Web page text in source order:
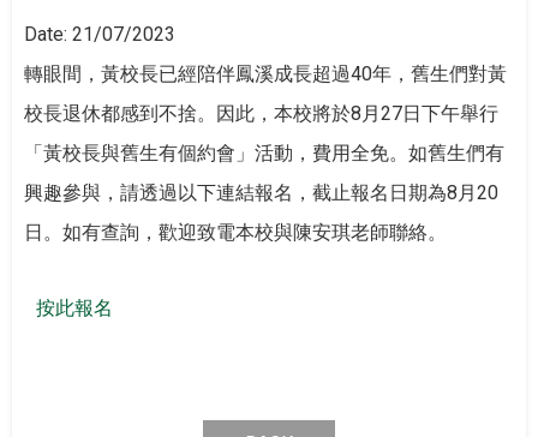
Date: 21/07/2023
轉眼間，黃校長已經陪伴鳳溪成長超過40年，舊生們對黃
校長退休都感到不捨。因此，本校將於8月27日下午舉行
「黃校長與舊生有個約會」活動，費用全免。如舊生們有
興趣參與，請透過以下連結報名，截止報名日期為8月20
日。如有查詢，歡迎致電本校與陳安琪老師聯絡。
按此報名